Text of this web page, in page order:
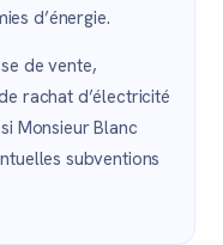
d’énergie.
de vente,
rachat d’électricité
Monsieur Blanc
subventions